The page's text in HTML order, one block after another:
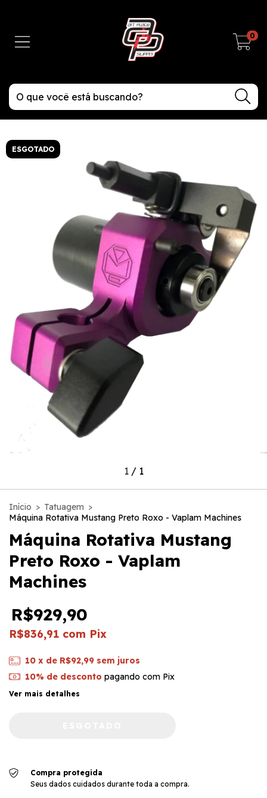
0
ESGOTADO
1/ 1
Início > Tatuagem >
Máquina Rotativa Mustang Preto Roxo - Vaplam Machines
Máquina Rotativa Mustang
Preto Roxo - Vaplam
Machines
R$929,90
R$836,91 com Pix
10 x de R$92,99 sem juros
10% de desconto pagando com Pix
Ver mais detalhes
Compra protegida
Seus dados cuidados durante toda a compra.